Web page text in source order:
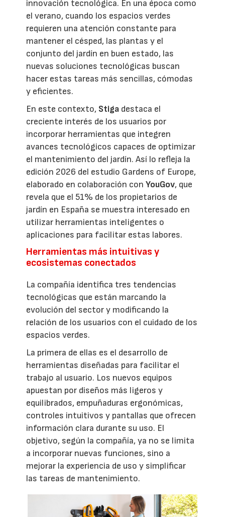
innovación tecnológica. En una época como
el verano, cuando los espacios verdes
requieren una atención constante para
mantener el césped, las plantas y el
conjunto del jardín en buen estado, las
nuevas soluciones tecnológicas buscan
hacer estas tareas más sencillas, cómodas
y eficientes.
En este contexto, Stiga destaca el
creciente interés de los usuarios por
incorporar herramientas que integren
avances tecnológicos capaces de optimizar
el mantenimiento del jardín. Así lo refleja la
edición 2026 del estudio Gardens of Europe,
elaborado en colaboración conYouGov, que
revela que el 51% de los propietarios de
jardín en España se muestra interesado en
utilizar herramientas inteligentes o
aplicaciones para facilitar estas labores.
Herramientas más intuitivas y
ecosistemas conectados
La compañía identifica tres tendencias
tecnológicas que están marcando la
evolución del sector y modificando la
relación de los usuarios con el cuidado de los
espacios verdes.
La primera de ellas es el desarrollo de
herramientas diseñadas para facilitar el
trabajo al usuario. Los nuevos equipos
apuestan por diseños más ligeros y
equilibrados, empuñaduras ergonómicas,
controles intuitivos y pantallas que ofrecen
información clara durante su uso. El
objetivo, según la compañía, ya no se limita
a incorporar nuevas funciones, sino a
mejorar la experiencia de uso y simplificar
las tareas de mantenimiento.